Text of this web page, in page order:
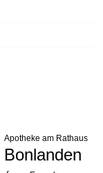
Apotheke am Rathaus
Bonlanden